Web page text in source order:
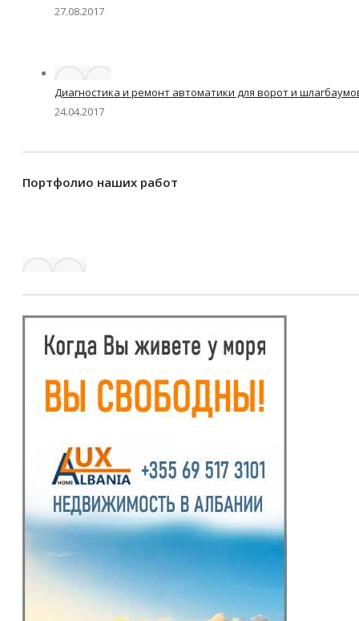
27.08.2017
Диагностика и ремонт автоматики для ворот и
24.04.2017
Портфолио наших работ